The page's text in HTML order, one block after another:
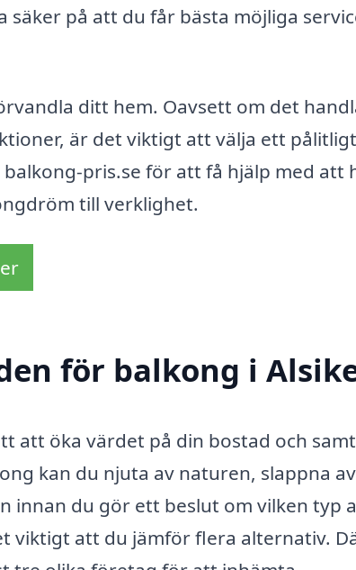
på att du får bästa möjliga
ditt hem. Oavsett om det
är det viktigt att välja ett pålitligt
pris.se för att få hjälp med att
till verklighet.
för balkong i
att öka värdet på din bostad och
kan du njuta av naturen, slappna
innan du gör ett beslut om vilken typ
viktigt att du jämför flera alternativ.